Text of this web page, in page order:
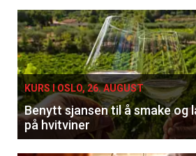
KURS I OSLO, 26. AUGUST
Benytt sjansen til å smake
på hvitviner